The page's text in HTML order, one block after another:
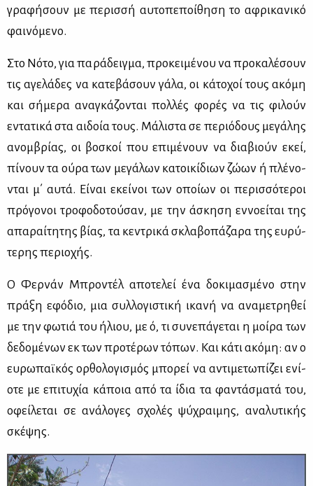
γρα­φή­σουν με πε­ρισ­σή αυ­το­πε­ποί­θη­ση το αφρι­κα­νι­κό
φαι­νό­με­νο.
Στο Νό­το, για πα­ρά­δειγ­μα, προ­κει­μέ­νου να προ­κα­λέ­σουν
τις αγε­λά­δες να κα­τε­βά­σουν γά­λα, οι κά­το­χοί τους ακό­μη
και σή­με­ρα ανα­γκά­ζο­νται πολ­λές φο­ρές να τις φι­λούν
εντα­τι­κά στα αι­δοία τους. Μά­λι­στα σε πε­ριό­δους με­γά­λης
ανομ­βρί­ας, οι βο­σκοί που επι­μέ­νουν να δια­βιούν εκεί,
πί­νουν τα ού­ρα των με­γά­λων κα­τοι­κί­διων ζώ­ων ή πλέ­νο­
νται μ΄ αυ­τά. Εί­ναι εκεί­νοι των οποί­ων οι πε­ρισ­σό­τε­ροι
πρό­γο­νοι τρο­φο­δο­τού­σαν, με την άσκη­ση εν­νο­εί­ται της
απα­ραί­τη­της βί­ας, τα κε­ντρι­κά σκλα­βο­πά­ζα­ρα της ευ­ρύ­
τε­ρης πε­ριο­χής.
Ο Φερ­νάν Μπρο­ντέλ απο­τε­λεί ένα δο­κι­μα­σμέ­νο στην
πρά­ξη εφό­διο, μια συλ­λο­γι­στι­κή ικα­νή να ανα­με­τρη­θεί
με την φω­τιά του ήλιου, με ό, τι συ­νε­πά­γε­ται η μοί­ρα των
δε­δο­μέ­νων εκ των προ­τέ­ρων τό­πων. Και κά­τι ακό­μη: αν ο
ευ­ρω­παϊ­κός ορ­θο­λο­γι­σμός μπο­ρεί να αντι­με­τω­πί­ζει ενί­
ο­τε με επι­τυ­χία κά­ποια από τα ίδια τα φα­ντά­σμα­τά του,
οφεί­λε­ται σε ανά­λο­γες σχο­λές ψύ­χραι­μης, ανα­λυ­τι­κής
σκέ­ψης.